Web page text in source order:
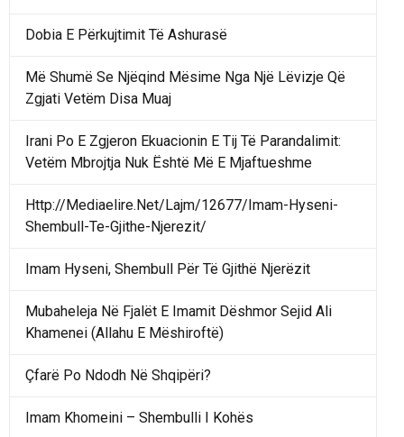
Dobia E Përkujtimit Të Ashurasë
Më Shumë Se Njëqind Mësime Nga Një Lëvizje Që
Zgjati Vetëm Disa Muaj
Irani Po E Zgjeron Ekuacionin E Tij Të Parandalimit:
Vetëm Mbrojtja Nuk Është Më E Mjaftueshme
Http://Mediaelire.Net/Lajm/12677/Imam-Hyseni-
Shembull-Te-Gjithe-Njerezit/
Imam Hyseni, Shembull Për Të Gjithë Njerëzit
Mubaheleja Në Fjalët E Imamit Dëshmor Sejid Ali
Khamenei (Allahu E Mëshiroftë)
Çfarë Po Ndodh Në Shqipëri?
Imam Khomeini – Shembulli I Kohës